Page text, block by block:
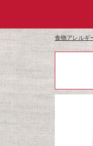
食物アレルギ